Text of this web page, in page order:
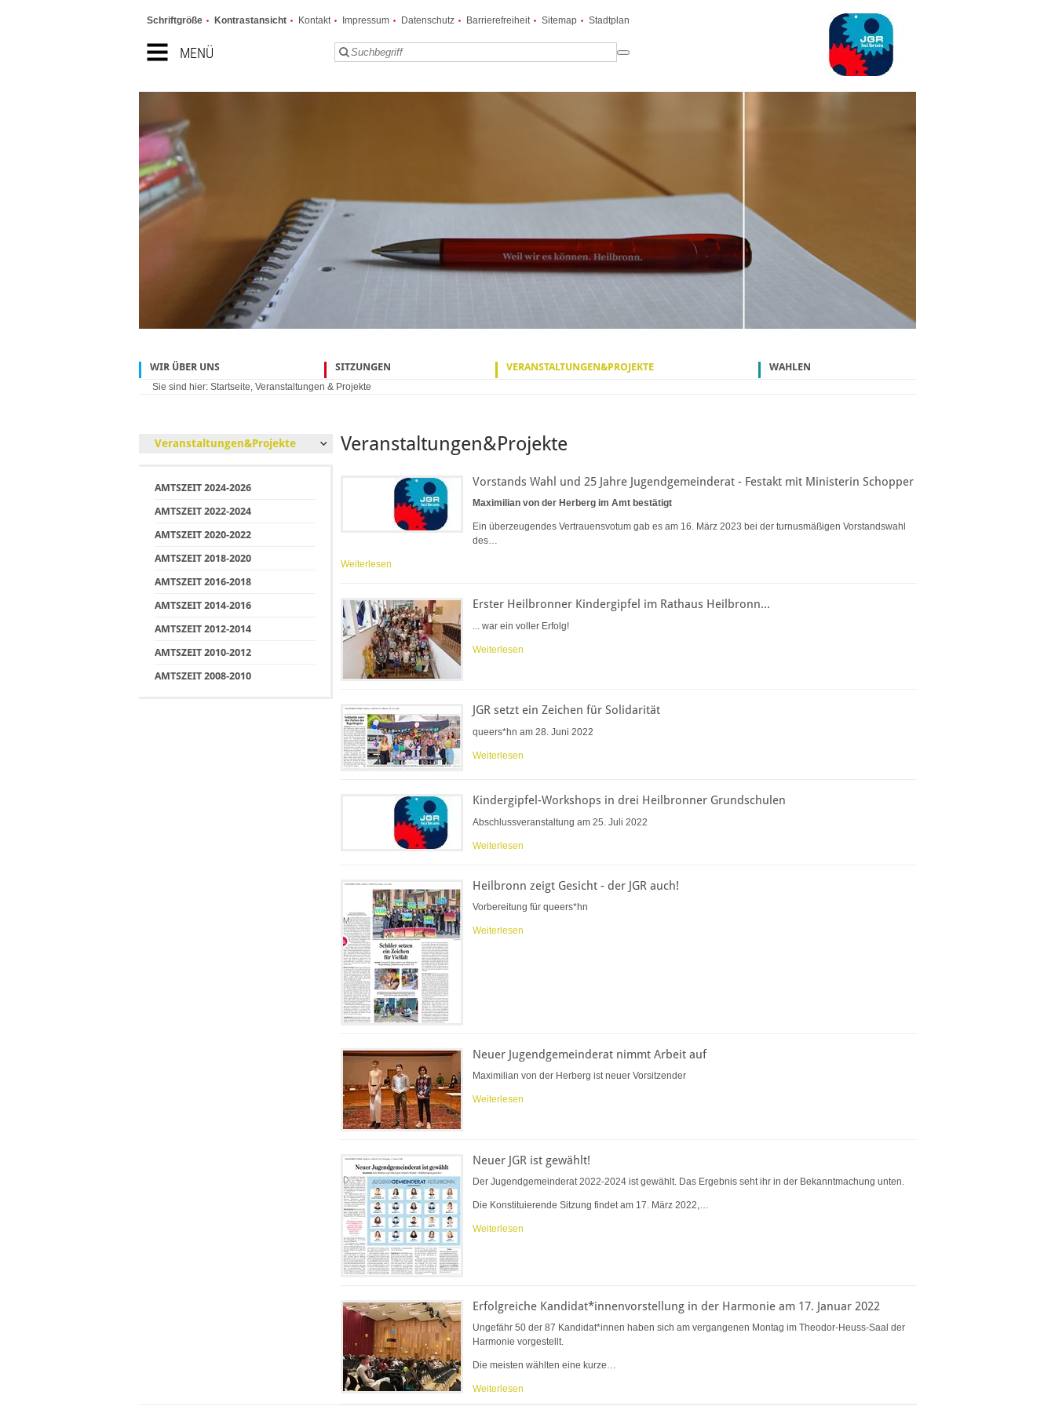
MENÜ
Schriftgröße Kontrastansicht Kontakt Impressum Datenschutz Barrierefreiheit Sitemap Stadtplan
WIR ÜBER UNS SITZUNGEN VERANSTALTUNGEN&PROJEKTE WAHLEN
Sie sind hier: Startseite, Veranstaltungen & Projekte
Veranstaltungen&Projekte
AMTSZEIT 2024-2026
AMTSZEIT 2022-2024
AMTSZEIT 2020-2022
AMTSZEIT 2018-2020
AMTSZEIT 2016-2018
AMTSZEIT 2014-2016
AMTSZEIT 2012-2014
AMTSZEIT 2010-2012
AMTSZEIT 2008-2010
Veranstaltungen&Projekte
Vorstands Wahl und 25 Jahre Jugendgemeinderat - Festakt mit Ministerin Schopper
Maximilian von der Herberg im Amt bestätigt
Ein überzeugendes Vertrauensvotum gab es am 16. März 2023 bei der turnusmäßigen Vorstandswahl
des…
Weiterlesen
Erster Heilbronner Kindergipfel im Rathaus Heilbronn...
... war ein voller Erfolg!
Weiterlesen
JGR setzt ein Zeichen für Solidarität
queers*hn am 28. Juni 2022
Weiterlesen
Kindergipfel-Workshops in drei Heilbronner Grundschulen
Abschlussveranstaltung am 25. Juli 2022
Weiterlesen
Heilbronn zeigt Gesicht - der JGR auch!
Vorbereitung für queers*hn
Weiterlesen
Neuer Jugendgemeinderat nimmt Arbeit auf
Maximilian von der Herberg ist neuer Vorsitzender
Weiterlesen
Neuer JGR ist gewählt!
Der Jugendgemeinderat 2022-2024 ist gewählt. Das Ergebnis seht ihr in der Bekanntmachung unten.
Die Konstituierende Sitzung findet am 17. März 2022,…
Weiterlesen
Erfolgreiche Kandidat*innenvorstellung in der Harmonie am 17. Januar 2022
Ungefähr 50 der 87 Kandidat*innen haben sich am vergangenen Montag im Theodor-Heuss-Saal der
Harmonie vorgestellt.
Die meisten wählten eine kurze…
Weiterlesen